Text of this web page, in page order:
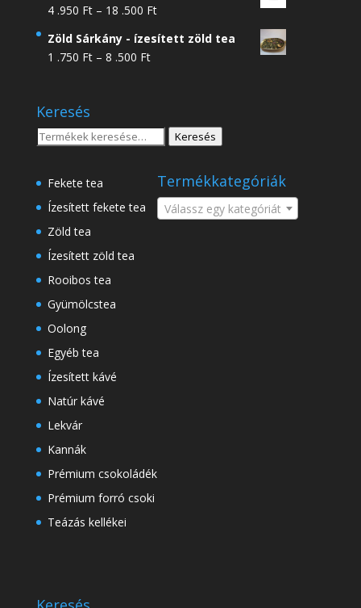
4 .950 Ft – 18 .500 FtÁrtartomány:
.950 Ft
Zöld Sárkány - ízesített zöld tea
1 .750 Ft – 8 .500 FtÁrtartomány:
8
.500 Ft
Keresés
Keresés
Keresés
Fekete tea
Ízesített fekete tea
Zöld tea
Ízesített zöld tea
Rooibos tea
Gyümölcstea
Oolong
Egyéb tea
Ízesített kávé
Natúr kávé
Lekvár
Kannák
Prémium csokoládék
Prémium forró csoki
Teázás kellékei
Termékkategóriák
Válassz egy kategóriát